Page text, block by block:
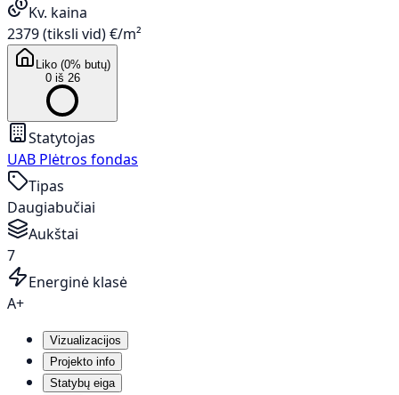
Kv. kaina
2379 (tiksli vid) €/m²
Liko (0% butų)
0 iš 26
Statytojas
UAB Plėtros fondas
Tipas
Daugiabučiai
Aukštai
7
Energinė klasė
A+
Vizualizacijos
Projekto info
Statybų eiga